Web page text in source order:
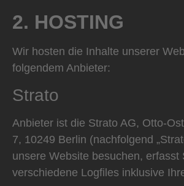
2. HOSTING
Wir hosten die Inhalte unserer
folgendem Anbieter:
Strato
Anbieter ist die Strato AG, Otto-
7, 10249 Berlin (nachfolgend
unsere Website besuchen, erfasst
verschiedene Logfiles inklusive